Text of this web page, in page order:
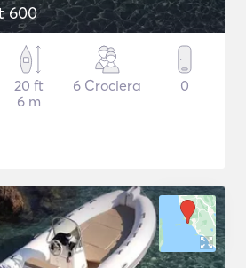
600
20 ft
6 m
6 Crociera 0